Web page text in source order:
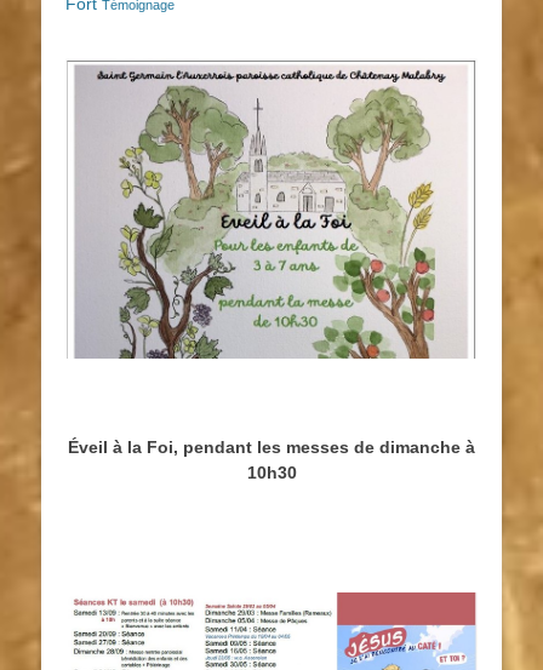
Témoignage
Éveil à la Foi, pendant les messes de dimanche à
10h30